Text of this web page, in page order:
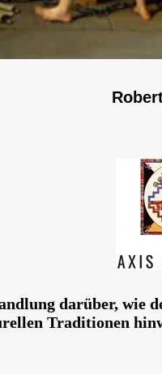
darüber, wie
Traditionen